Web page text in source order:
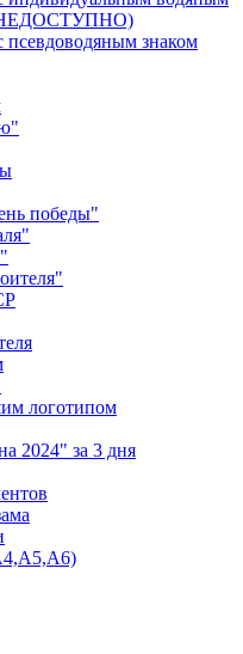
псевдоводяным знаком
победы"
логотипом
2024" за 3 дня